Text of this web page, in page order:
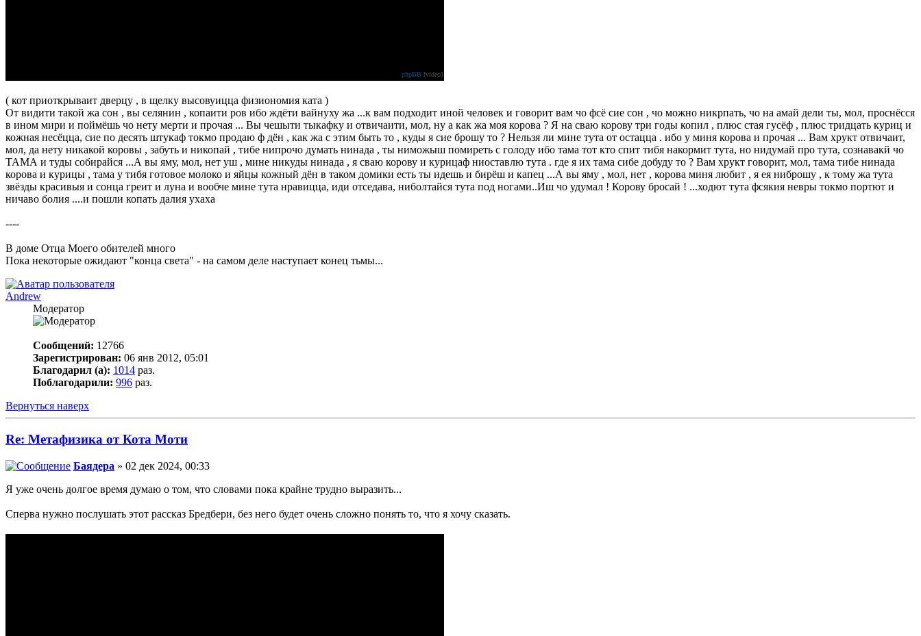
phpBB [video]
( кот приоткрываит дверцу , в щелку высовуицца физиономия ката )
От видити такой жа сон , вы селянин , копаити ров ибо ждёти вайнуху жа ...к вам подходит иной человек и говорит вам чо фсё сие сон , чо можно никрпать, чо на амай дели ты, мол, проснёсся
в ином мири и поймёшь чо нету мерти и прочая ... Вы чешыти тыкафку и отвичаити, мол, ну а как жа моя корова ? Я на сваю корову три годы копил , плюс стая гусёф , плюс тридцать куриц и
кожная несёцца, сие по десять штукаф токмо продаю ф дён , как жа с этим быть то , куды я сие брошу то ? Нельзя ли мине тута от остацца . ибо у миня корова и прочая ... Вам хрукт отвичаит,
мол, да нету никакой коровы , забуть и никопай , тибе нипрочо думать нинада , ты ниможыш помиреть с голоду ибо тама тот кто спит тибя накормит тута, но нидумай про тута, сознавакй чо
ТАМА и туды собирайся ...А вы яму, мол, нет уш , мине никуды нинада , я сваю корову и курицаф ниоставлю тута . где я их тама сибе добуду то ? Вам хрукт говорит, мол, тама тибе нинада
корова и курицы , тама у тибя готовое молоко и яйцы кожный дён в таком домики есть ты идешь и бирёш и капец ...А вы яму , мол, нет , корова миня любит , я ея ниброшу , к тому жа тута
звёзды красивыя и сонца греит и луна и вообче мине тута нравицца, иди отседава, ниболтайся тута под ногами..Иш чо удумал ! Корову бросай ! ...ходют тута фсякия невры токмо портют и
ничаво болия ....и пошли копать далия ухаха
----
В доме Отца Моего обителей много
Пока некоторые ожидают "конца света" - на самом деле наступает конец тьмы...
Andrew
Модератор
Сообщений: 12766
Зарегистрирован: 06 янв 2012, 05:01
Благодарил (а): 1014 раз.
Поблагодарили: 996 раз.
Вернуться наверх
Re: Метафизика от Кота Моти
Баядера » 02 дек 2024, 00:33
Я уже очень долгое время думаю о том, что словами пока крайне трудно выразить...
Сперва нужно послушать этот рассказ Бредбери, без него будет очень сложно понять то, что я хочу сказать.